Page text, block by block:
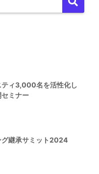
ティ3,000名を活性化し
ミナー
グ継承サミット2024